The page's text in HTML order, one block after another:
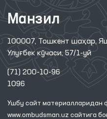
Манзил
100007, Тошкент шаҳар,
Улуғбек кўчаси, 57/1-уй
(71) 200-10-96
1096
Ушбу сайт материалларидан
www.ombudsman.uz сайтига